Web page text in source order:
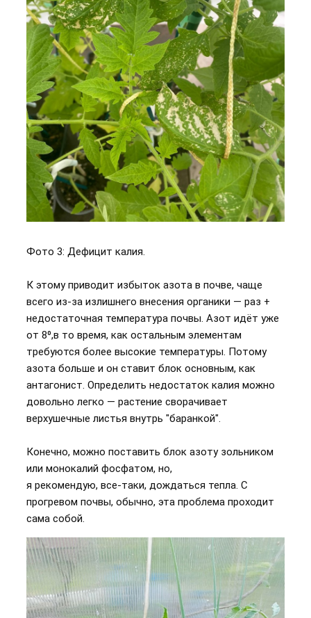
Фото 3: Дефицит калия.
К этому приводит избыток азота в почве, чаще
всего из-за излишнего внесения органики — раз +
недостаточная температура почвы. Азот идёт уже
от 8⁰,в то время, как остальным элементам
требуются более высокие температуры. Потому
азота больше и он ставит блок основным, как
антагонист. Определить недостаток калия можно
довольно легко — растение сворачивает
верхушечные листья внутрь "баранкой".
Конечно, можно поставить блок азоту зольником
или монокалий фосфатом, но,
я рекомендую, все-таки, дождаться тепла. С
прогревом почвы, обычно, эта проблема проходит
сама собой.